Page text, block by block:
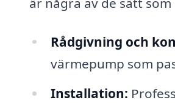
Rådgivning och
värmepump som
Installation: